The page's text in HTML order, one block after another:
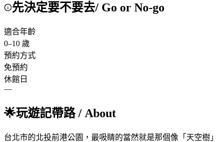
先決定要不要去/ Go or No-go
適合年齡
0–10 歲
預約方式
免預約
休館日
—
🌟玩遊記帶路/ About
台北市的北投前港公園，最吸睛的當然就是那個像「天空樹」